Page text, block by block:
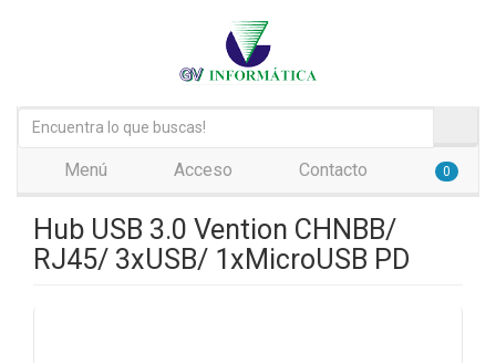
Menú Acceso Contacto 0
Hub USB 3.0 Vention CHNBB/
RJ45/ 3xUSB/ 1xMicroUSB PD